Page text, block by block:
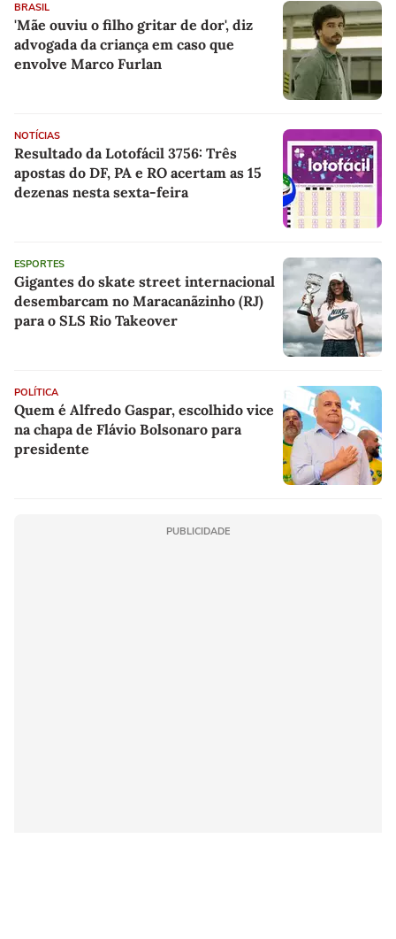
BRASIL
'Mãe ouviu o filho gritar de dor', diz
advogada da criança em caso que
envolve Marco Furlan
NOTÍCIAS
Resultado da Lotofácil 3756: Três
apostas do DF, PA e RO acertam as 15
dezenas nesta sexta-feira
ESPORTES
Gigantes do skate street internacional
desembarcam no Maracanãzinho (RJ)
para o SLS Rio Takeover
POLÍTICA
Quem é Alfredo Gaspar, escolhido vice
na chapa de Flávio Bolsonaro para
presidente
PUBLICIDADE